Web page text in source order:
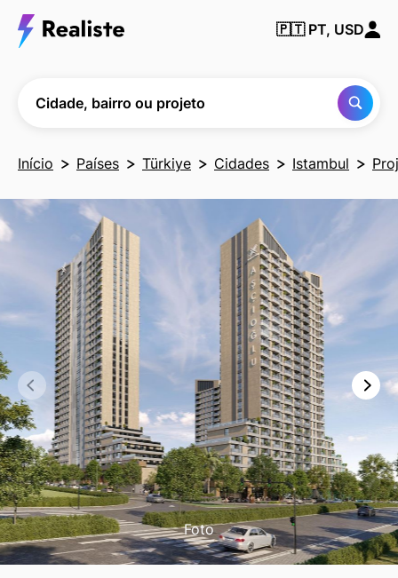
Encontre
qualquer
🇵🇹 PT, USD
Cidade, bairro ou projeto
Início Países Türkiye Cidades Istambul
Foto